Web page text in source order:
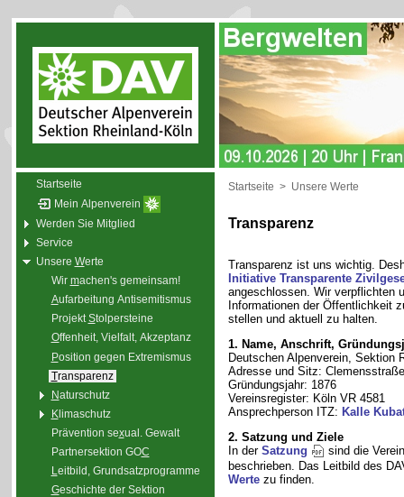
Startseite
Mein Alpenverein
Werden Sie Mitglied
Service
Unsere Werte
Wir machen's gemeinsam!
Aufarbeitung Antisemitismus
ProjektStolpersteine
Offenheit, Vielfalt, Akzeptanz
Position gegen Extremismus
Transparenz
Naturschutz
Klimaschutz
Prävention sexual. Gewalt
Partnersektion GOC
Leitbild, Grundsatzprogramme
Geschichte der Sektion
Startseite > Unsere Werte
Transparenz
Transparenz ist uns wichtig.
Initiative Transparente
angeschlossen. Wir verpflichten
Informationen der Öffentlichkeit
stellen und aktuell zu halten.
1. Name, Anschrift,
Deutschen Alpenverein, Sektion
Adresse und Sitz:
Gründungsjahr: 1876
Vereinsregister: Köln VR 4581
Ansprechperson ITZ: Kalle
2. Satzung und Ziele
In der Satzung
sind die
beschrieben. Das Leitbild des
Wertezu finden.